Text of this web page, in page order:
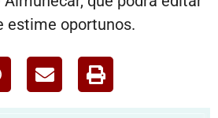
estime oportunos.